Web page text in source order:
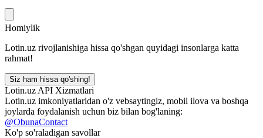
Homiylik
Lotin.uz rivojlanishiga hissa qo'shgan quyidagi insonlarga katta
rahmat!
Siz ham hissa qo'shing!
Lotin.uz API Xizmatlari
Lotin.uz imkoniyatlaridan o'z vebsaytingiz, mobil ilova va boshqa
joylarda foydalanish uchun biz bilan bog'laning:
@ObunaContact
Ko'p so'raladigan savollar